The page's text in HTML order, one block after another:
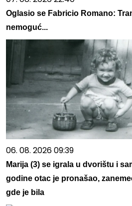
Oglasio se Fabricio Romano:
nemoguć...
06. 08. 2026 09:39
Marija (3) se igrala u dvorištu i
godine otac je pronašao,
gde je bila